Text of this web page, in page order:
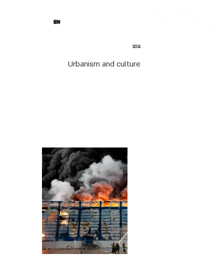
EN
2011
Urbanism and culture